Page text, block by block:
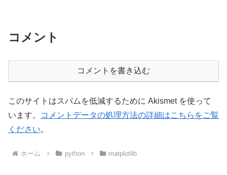
コメント
コメントを書き込む
このサイトはスパムを低減するために Akismet を使って
います。
コメントデータの処理方法の詳細はこちらをご覧
ください。
ホーム python matplotlib